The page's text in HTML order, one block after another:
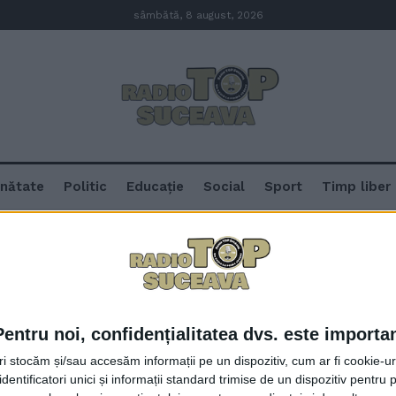
noi, confidențialitatea dvs. este
stocăm și/sau accesăm informații pe un dispozitiv, cum ar fi cookie-
unici și informații standard trimise de un dispozitiv pentru
sâmbătă, 8 august, 2026
Politic Educație Social Sport Timp liber
Spitalul Județean Suceava:
unui pacient de 240 de